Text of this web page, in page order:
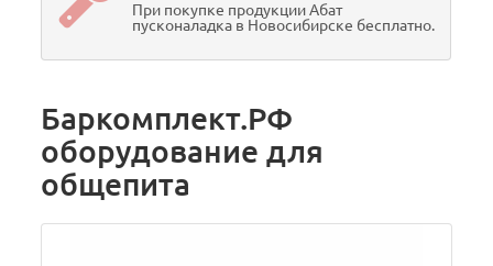
При покупке продукции Абат
пусконаладка в Новосибирске бесплатно.
Баркомплект.РФ
оборудование для
общепита